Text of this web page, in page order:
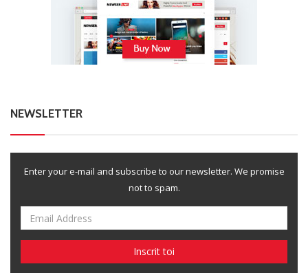
NEWSLETTER
Enter your e-mail and subscribe to our newsletter. We promise
not to spam.